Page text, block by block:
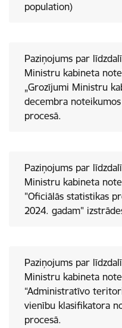
population)
Paziņojums par
Ministru kabineta
„Grozījumi Ministru
decembra
procesā.
Paziņojums par
Ministru kabineta noteikumu
"Oficiālās statistikas
2024. gadam"
Paziņojums par
Ministru kabineta
“Administratīvo
vienību klasifikatora
procesā.